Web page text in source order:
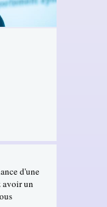
d'une
avoir un